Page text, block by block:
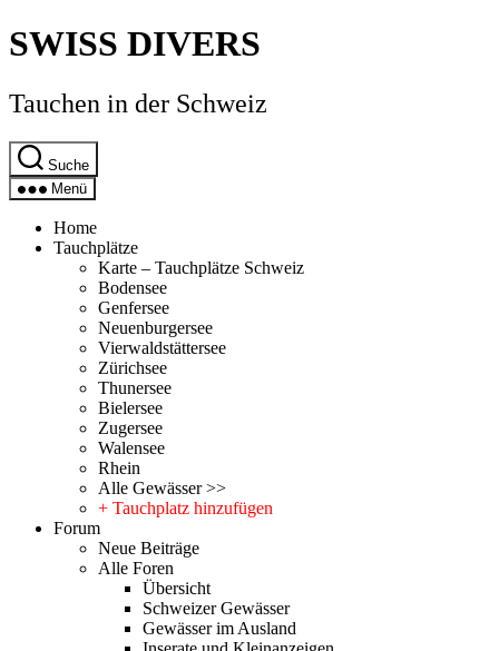
Direkt
zum
wechseln
SWISS DIVERS
Tauchen in der Schweiz
Suche
Menü
Home
Tauchplätze
Karte – Tauchplätze Schweiz
Bodensee
Genfersee
Neuenburgersee
Vierwaldstättersee
Zürichsee
Thunersee
Bielersee
Zugersee
Walensee
Rhein
Alle Gewässer >>
+ Tauchplatz hinzufügen
Forum
Neue Beiträge
Alle Foren
Übersicht
Schweizer Gewässer
Gewässer im Ausland